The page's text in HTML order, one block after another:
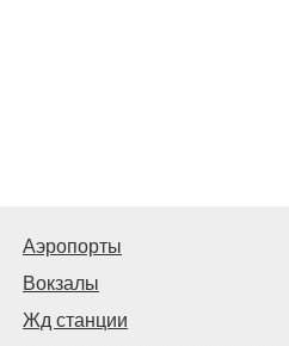
Аэропорты
Вокзалы
Жд станции